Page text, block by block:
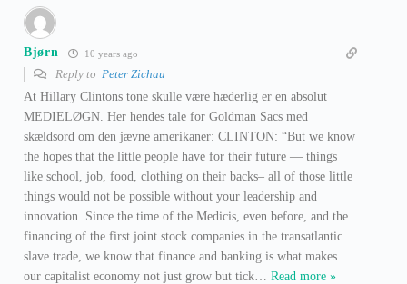
Bjørn 10 years ago
Reply to Peter Zichau
At Hillary Clintons tone skulle være hæderlig er en absolut
MEDIELØGN. Her hendes tale for Goldman Sacs med
skældsord om den jævne amerikaner: CLINTON: “But we know
the hopes that the little people have for their future — things
like school, job, food, clothing on their backs– all of those little
things would not be possible without your leadership and
innovation. Since the time of the Medicis, even before, and the
financing of the first joint stock companies in the transatlantic
slave trade, we know that finance and banking is what makes
our capitalist economy not just grow but tick
Read more »